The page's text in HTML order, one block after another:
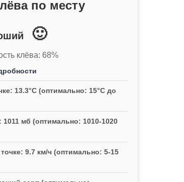
по месту
🙂
клёва: 68%
13.3°C (оптимально: 15°C до
1011 мб (оптимально: 1010-1020
9.7 км/ч (оптимально: 5-15